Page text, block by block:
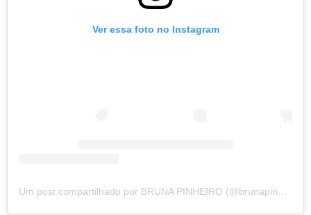
Ver essa foto no Instagram